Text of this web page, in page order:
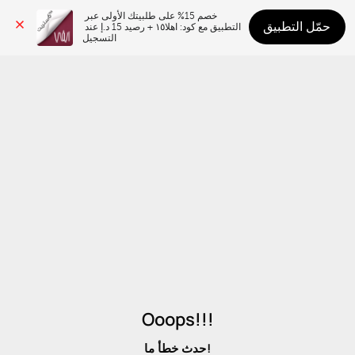
التسجيل
حمّل التطبيق
Ooops!!!
حدث خطأ ما!